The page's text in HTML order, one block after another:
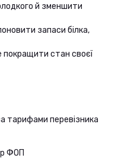
й зменшити
запаси білка,
покращити стан своєї
тарифами перевізника
ФОП